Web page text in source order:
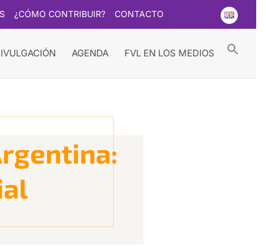
¿CÓMO CONTRIBUIR? CONTACTO
AGENDA FVL EN LOS MEDIOS